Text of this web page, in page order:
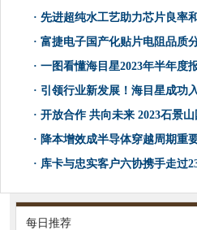
· 先进超纯水工艺助力芯片良率和生产效
· 富捷电子国产化贴片电阻品质分
· 一图看懂海目星2023年半年度
· 引领行业新发展！海目星成功
· 开放合作 共向未来 2023石景
· 降本增效成半导体穿越周期重要抓手
· 库卡与忠实客户六协携手走过
每日推荐